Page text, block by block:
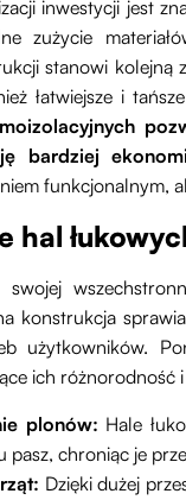
inwestycji jest
zużycie
stanowi
łatwiejsze i
bardziej
funkcjonalnym,
hal
swojej
konstrukcja
użytkowników.
ich różnorodność
plonów: Hale
pasz, chroniąc je
Dzięki dużej